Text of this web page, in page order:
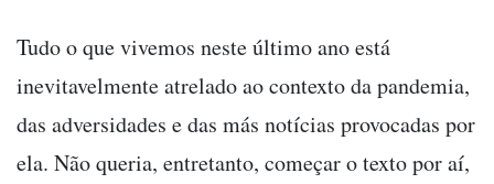
Tudo o que vivemos neste último ano está
inevitavelmente atrelado ao contexto da pandemia,
das adversidades e das más notícias provocadas por
ela. Não queria, entretanto, começar o texto por aí,